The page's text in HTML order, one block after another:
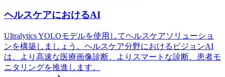
ヘルスケアにおけるAI
Ultralytics YOLOモデルを使用してヘルスケアソリューショ
ンを構築しましょう。ヘルスケア分野におけるビジョンAI
は、より高速な医療画像診断、よりスマートな診断、患者モ
ニタリングを推進します。